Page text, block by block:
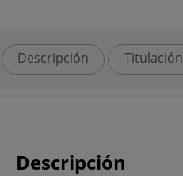
Descripción Titulación
Descripción